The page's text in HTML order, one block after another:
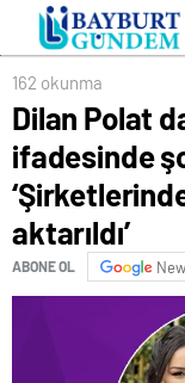
‘Şirketlerinde
aktarıldı’
162 okunma
Dilan Polat
ifadesinde
aktarıldı’
ABONE OL